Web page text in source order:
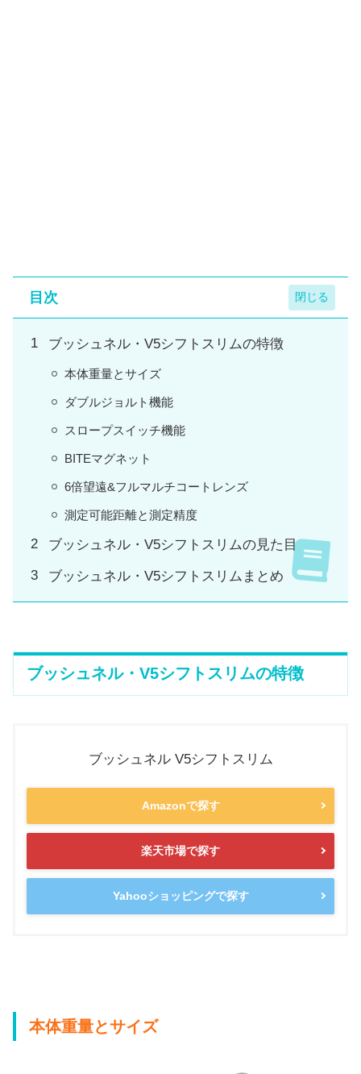
目次
ブッシュネル・V5シフトスリムの特徴
本体重量とサイズ
ダブルジョルト機能
スロープスイッチ機能
BITEマグネット
6倍望遠&フルマルチコートレンズ
測定可能距離と測定精度
ブッシュネル・V5シフトスリムの見た目
ブッシュネル・V5シフトスリムまとめ
ブッシュネル・V5シフトスリムの特徴
ブッシュネル V5シフトスリム
Amazonで探す
楽天市場で探す
Yahooショッピングで探す
本体重量とサイズ